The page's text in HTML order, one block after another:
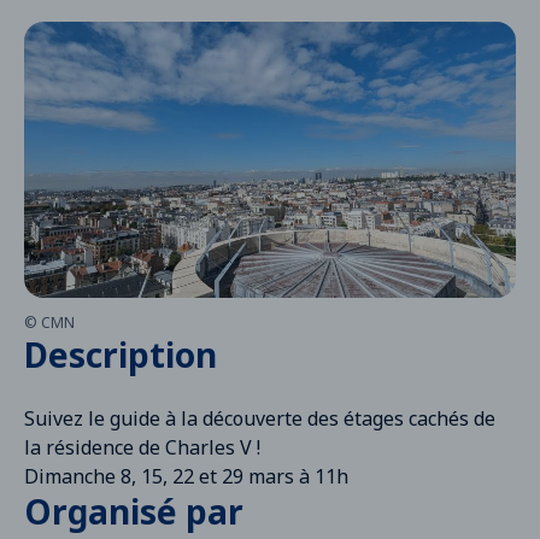
© CMN
Description
Suivez le guide à la découverte des étages cachés de
la résidence de Charles V !
Dimanche 8, 15, 22 et 29 mars à 11h
Organisé par